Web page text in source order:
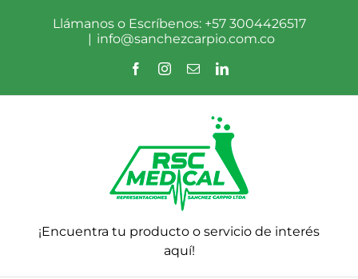
Llámanos o Escríbenos: +57 3004426517
| info@sanchezcarpio.com.co
FacebookInstagram
CorreoLinkedIn
¡Encuentra tu producto o servicio de interés
aquí!